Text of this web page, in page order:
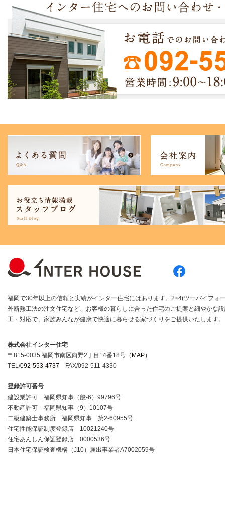
福岡で30年以上の信頼と実績がインター住宅にはあります。2×4(ツーバイフォ
外断熱工法の注文住宅など、お客様の暮らしに合った住宅のご提案と細やかな
工・対応で、家族みんなが健康で快適に暮らせる家づくりをご提供いたします。
株式会社インター住宅
〒815-0035 福岡市南区向野2丁目14番18号 （MAP）
TEL/092-553-4737 FAX/092-511-4330
登録許可番号
建設業許可 福岡県知事（般-6）99796号
不動産許可 福岡県知事（9）10107号
二級建築士事務所 福岡県知事 第2-60955号
住宅性能保証制度登録店 10021240号
住宅あんしん保証登録店 0000536号
日本住宅保証検査機構（J10）届出事業者A7002059号